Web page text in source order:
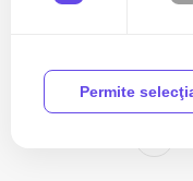
Case de vanzare in Salicea
Case de vanzare in Cluj-
Case de vanzare in Cluj-
Permite